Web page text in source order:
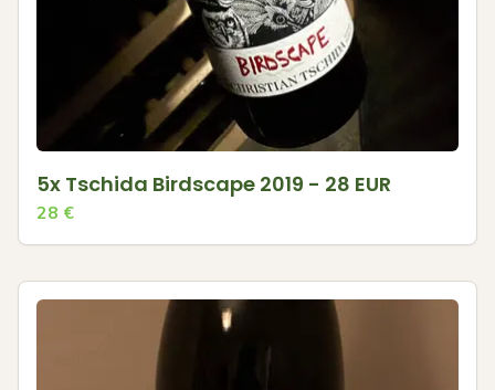
5x Tschida Birdscape 2019 - 28 EUR
28 €